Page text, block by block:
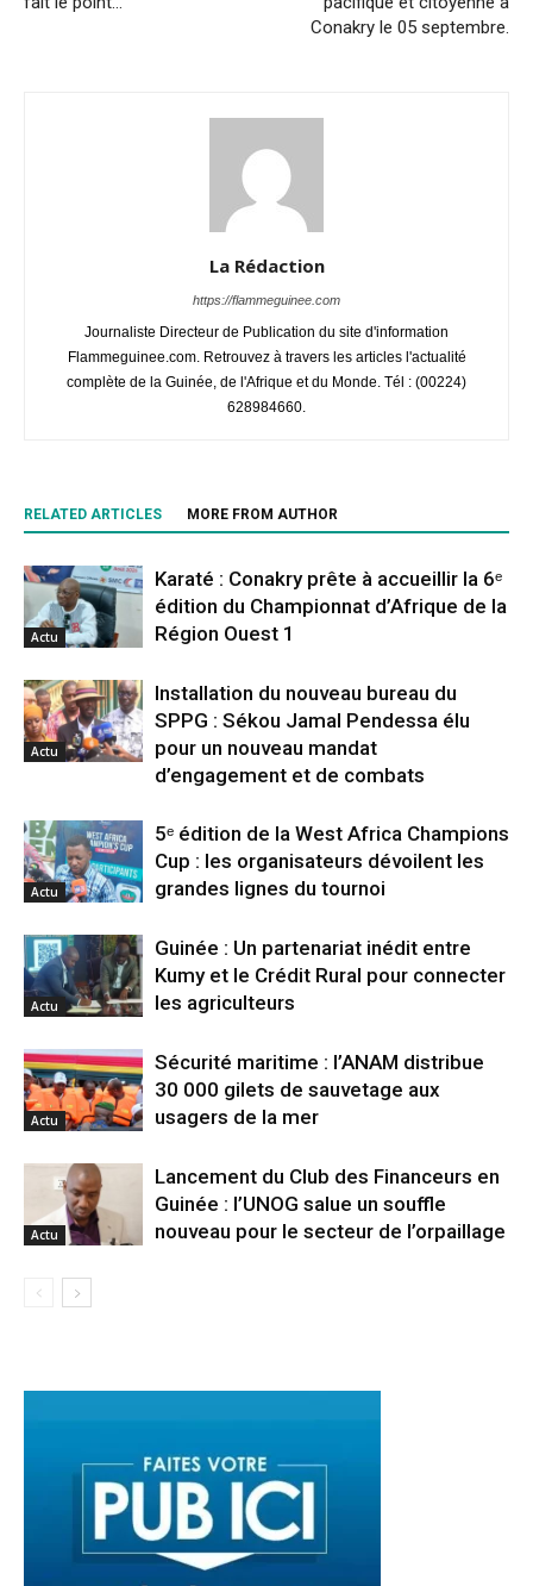
Conakry le 05 septembre.
La Rédaction
https://flammeguinee.com
Journaliste Directeur de Publication du site d'information
Flammeguinee.com. Retrouvez à travers les articles l'actualité
complète de la Guinée, de l'Afrique et du Monde. Tél : (00224)
628984660.
RELATED ARTICLES MORE FROM AUTHOR
Actu
Karaté : Conakry prête à accueillir la 6ᵉ
édition du Championnat d’Afrique de la
Région Ouest 1
Actu
Installation du nouveau bureau du
SPPG : Sékou Jamal Pendessa élu
pour un nouveau mandat
d’engagement et de combats
Actu
5ᵉ édition de la West Africa Champions
Cup : les organisateurs dévoilent les
grandes lignes du tournoi
Actu
Guinée : Un partenariat inédit entre
Kumy et le Crédit Rural pour connecter
les agriculteurs
Actu
Sécurité maritime : l’ANAM distribue
30 000 gilets de sauvetage aux
usagers de la mer
Actu
Lancement du Club des Financeurs en
Guinée : l’UNOG salue un souffle
nouveau pour le secteur de l’orpaillage